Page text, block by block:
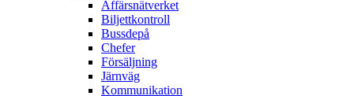
Affärs­nätverket
Biljettkontroll­
Bussdepå­
Chefer
Försäljning
Järnväg
Kommunikation